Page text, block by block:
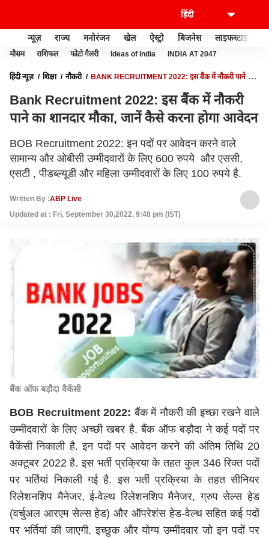
न्यूज़ राज्य मनोरंजन खेल ऐस्ट्रो बिजनेस लाइफस्टाइल
मौसम राशिफल फोटो गैलरी Ideas of India INDIA AT 2047
हिंदी न्यूज़ शिक्षा नौकरी
BANK RECRUITMENT 2022: इस बैंक में नौकरी पाने का
Bank Recruitment 2022: इस बैंक में नौकरी
पाने का शानदार मौका, जानें कैसे करना होगा आवेदन
BOB Recruitment 2022: इन पदों पर आवेदन करने वाले
सामान्य और ओबीसी उम्मीदवारों के लिए 600 रुपये और एससी,
एसटी , पीडब्ल्यूडी और महिला उम्मीदवारों के लिए 100 रुपये है.
Written By :ABP Live
Updated at : Fri, September 30,2022, 9:48 pm (IST)
बैंक ऑफ बड़ौदा वैकेंसी
BOB Recruitment 2022:बैंक में नौकरी की इच्छा रखने वाले
उम्मीदवारों के लिए अच्छी खबर है. बैंक ऑफ बड़ौदा ने कई पदों पर
वैकेंसी निकाली है. इन पदों पर आवेदन करने की अंतिम तिथि 20
अक्टूबर 2022 है. इस भर्ती प्रक्रिया के तहत कुल 346 रिक्त पदों
पर भर्तियां निकाली गई है. इस भर्ती प्रक्रिया के तहत सीनियर
रिलेशनशिप मैनेजर, ई-वेल्थ रिलेशनशिप मैनेजर, ग्रुप सेल्स हेड
(वर्चुअल आरएम सेल्स हेड) और ऑपरेशंस हेड-वेल्थ सहित कई पदों
पर भर्तियां की जाएगी. इच्छुक और योग्य उम्मीदवार जो इन पदों पर